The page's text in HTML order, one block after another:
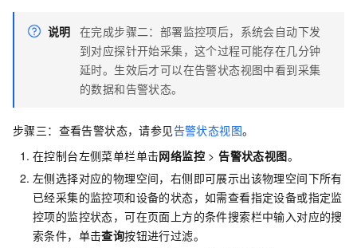
说明 在完成步骤二：部署监控项后，系统会自动下发
到对应探针开始采集，这个过程可能存在几分钟
延时。生效后才可以在告警状态视图中看到采集
的数据和告警状态。
步骤三：查看告警状态，请参见告警状态视图。
在控制台左侧菜单栏单击网络监控 >告警状态视图。
左侧选择对应的物理空间，右侧即可展示出该物理空间下所有
已经采集的监控项和设备的状态，如需查看指定设备或指定监
控项的监控状态，可在页面上方的条件搜索栏中输入对应的搜
索条件，单击查询按钮进行过滤。